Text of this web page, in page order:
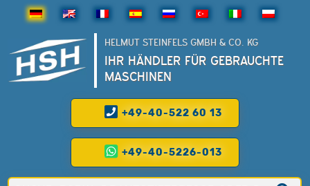
HELMUT STEINFELS GMBH & CO. KG
IHR HÄNDLER FÜR GEBRAUCHTE
MASCHINEN
+49-40-522 60 13
+49-40-5226-013